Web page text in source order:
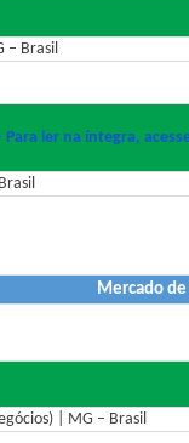
– Brasil
Para ler na íntegra,
Mercado
| MG – Brasil